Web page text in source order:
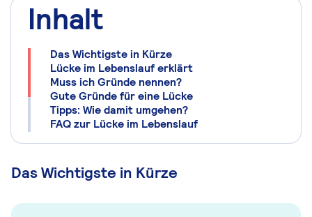
Inhalt
Das Wichtigste in Kürze
Lücke im Lebenslauf erklärt
Muss ich Gründe nennen?
Gute Gründe für eine Lücke
Tipps: Wie damit umgehen?
FAQ zur Lücke im Lebenslauf
Das Wichtigste in Kürze